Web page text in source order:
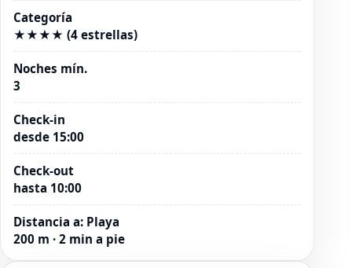
Categoría
★★★★ (4 estrellas)
Noches mín.
3
Check-in
desde 15:00
Check-out
hasta 10:00
Distancia a: Playa
200 m · 2 min a pie